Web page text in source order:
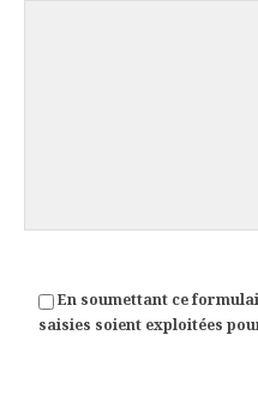
En soumettant ce
saisies soient exploitées